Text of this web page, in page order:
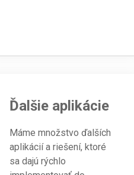
Ďalšie aplikácie
Máme množstvo ďalších
aplikácií a riešení, ktoré
sa dajú rýchlo